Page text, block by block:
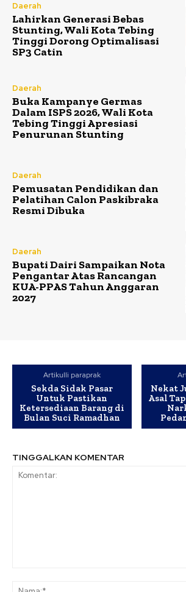
Daerah
Lahirkan Generasi Bebas
Stunting, Wali Kota Tebing
Tinggi Dorong Optimalisasi
SP3 Catin
Daerah
Buka Kampanye Germas
Dalam ISPS 2026, Wali Kota
Tebing Tinggi Apresiasi
Penurunan Stunting
Daerah
Pemusatan Pendidikan dan
Pelatihan Calon Paskibraka
Resmi Dibuka
Daerah
Bupati Dairi Sampaikan Nota
Pengantar Atas Rancangan
KUA-PPAS Tahun Anggaran
2027
Artikulli paraprak
Sekda Sidak Pasar
Untuk Pastikan
Ketersediaan Barang di
Bulan Suci Ramadhan
Nekat
Asal
TINGGALKAN KOMENTAR